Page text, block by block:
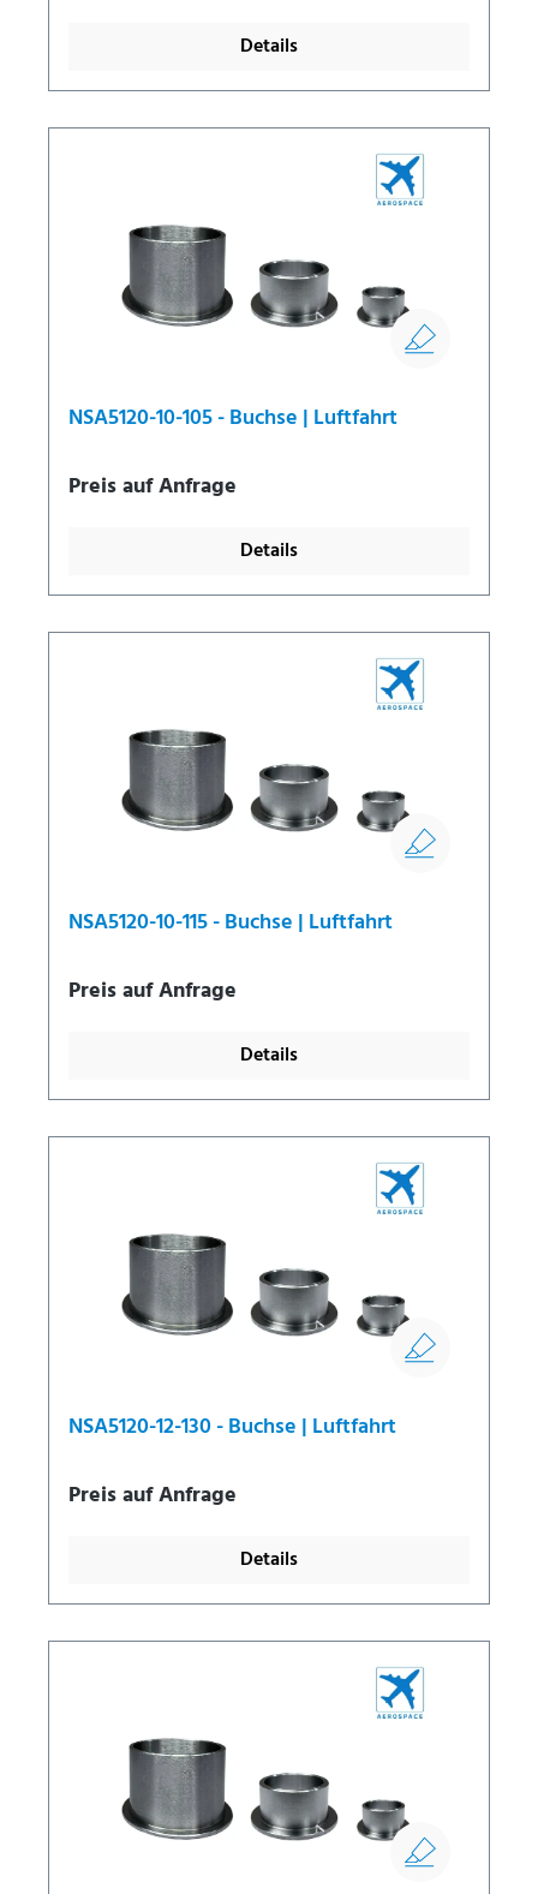
Details
NSA5120-10-105 - Buchse | Luftfahrt
Preis auf Anfrage
Details
NSA5120-10-115 - Buchse | Luftfahrt
Preis auf Anfrage
Details
NSA5120-12-130 - Buchse | Luftfahrt
Preis auf Anfrage
Details